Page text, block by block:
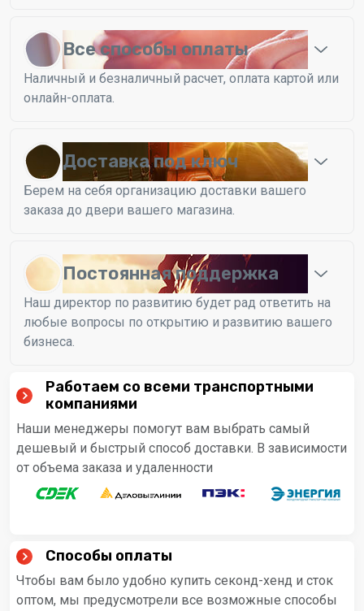
Все способы оплаты
Наличный и безналичный расчет, оплата картой или
онлайн-оплата.
Доставка под ключ
Берем на себя организацию доставки вашего
заказа до двери вашего магазина.
Постоянная поддержка
Наш директор по развитию будет рад ответить на
любые вопросы по открытию и развитию вашего
бизнеса.
Работаем со всеми транспортными
компаниями
Наши менеджеры помогут вам выбрать самый
дешевый и быстрый способ доставки. В зависимости
от объема заказа и удаленности
Способы оплаты
Чтобы вам было удобно купить секонд-хенд и сток
оптом, мы предусмотрели все возможные способы